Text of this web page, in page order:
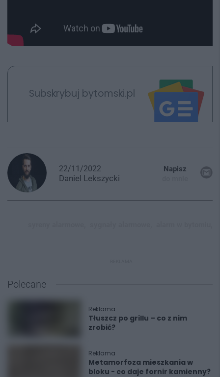
Subskrybuj bytomski.pl
22/11/2022
Daniel Lekszycki
Napisz
Polecane
Reklama
Tłuszcz po grillu – co z nim
zrobić?
Reklama
Metamorfoza mieszkania w
bloku - co daje fornir kamienny?